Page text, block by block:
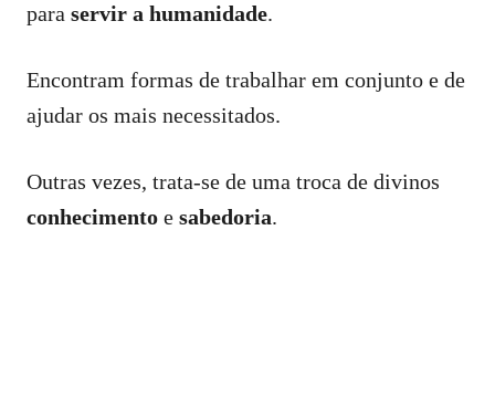
para servir a humanidade.
Encontram formas de trabalhar em conjunto e de
ajudar os mais necessitados.
Outras vezes, trata-se de uma troca de divinos
conhecimento e sabedoria.